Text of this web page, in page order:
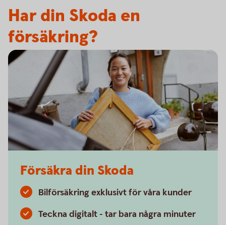
Har din Skoda en
försäkring?
Försäkra din Skoda
Bilförsäkring exklusivt för våra kunder
Teckna digitalt - tar bara några minuter